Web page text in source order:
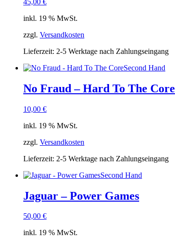
inkl. 19 % MwSt.
zzgl. Versandkosten
Lieferzeit: 2-5 Werktage nach Zahlungseingang
Second Hand
No Fraud – Hard To The Core
10,00 €
inkl. 19 % MwSt.
zzgl. Versandkosten
Lieferzeit: 2-5 Werktage nach Zahlungseingang
Second Hand
Jaguar – Power Games
50,00 €
inkl. 19 % MwSt.